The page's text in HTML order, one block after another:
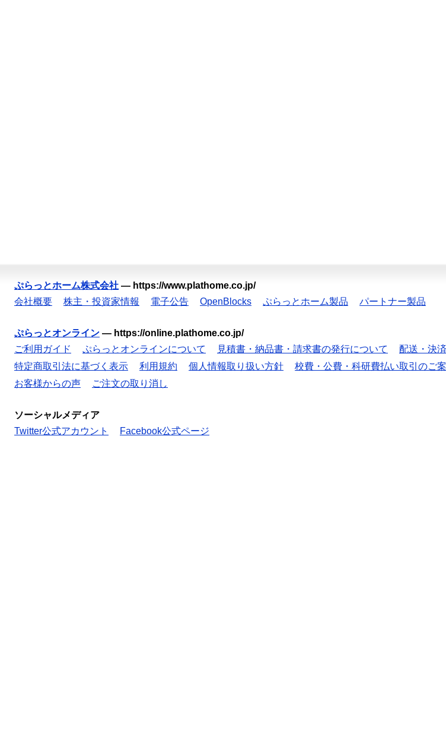
ぷらっとホーム株式会社 — https://www.plathome.co.jp/
会社概要
株主・投資家情報 電子公告 OpenBlocks ぷらっとホーム製品 パートナー製品
ぷらっとオンライン — https://online.plathome.co.jp/
ご利用ガイド
ぷらっとオンラインについて 見積書・納品書・請求書の発行について 配送・決
特定商取引法に基づく表示
利用規約 個人情報取り扱い方針 校費・公費・科研費払い取引のご
お客様からの声
ご注文の取り消し
ソーシャルメディア
Twitter公式アカウント
Facebook公式ページ